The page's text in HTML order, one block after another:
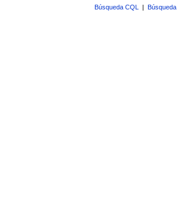
Búsqueda CQL |